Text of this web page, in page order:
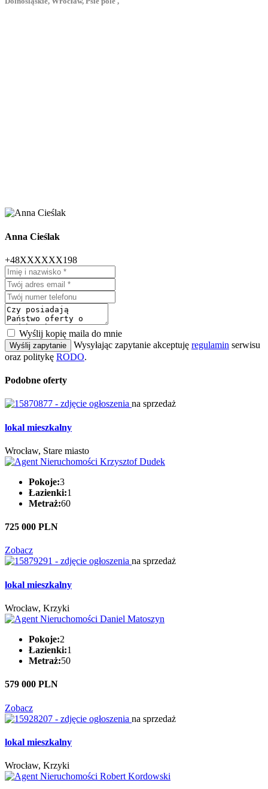
Anna Cieślak
+48XXXXXX198
Wyślij kopię maila do mnie
Wyślij zapytanie Wysyłając zapytanie akceptuję regulamin serwisu
oraz politykę RODO.
Podobne oferty
na sprzedaż
lokal mieszkalny
Wrocław, Stare miasto
Pokoje:3
Łazienki:1
Metraż:60
725 000 PLN
Zobacz
na sprzedaż
lokal mieszkalny
Wrocław, Krzyki
Pokoje:2
Łazienki:1
Metraż:50
579 000 PLN
Zobacz
na sprzedaż
lokal mieszkalny
Wrocław, Krzyki